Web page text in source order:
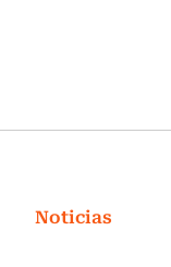
Noticias